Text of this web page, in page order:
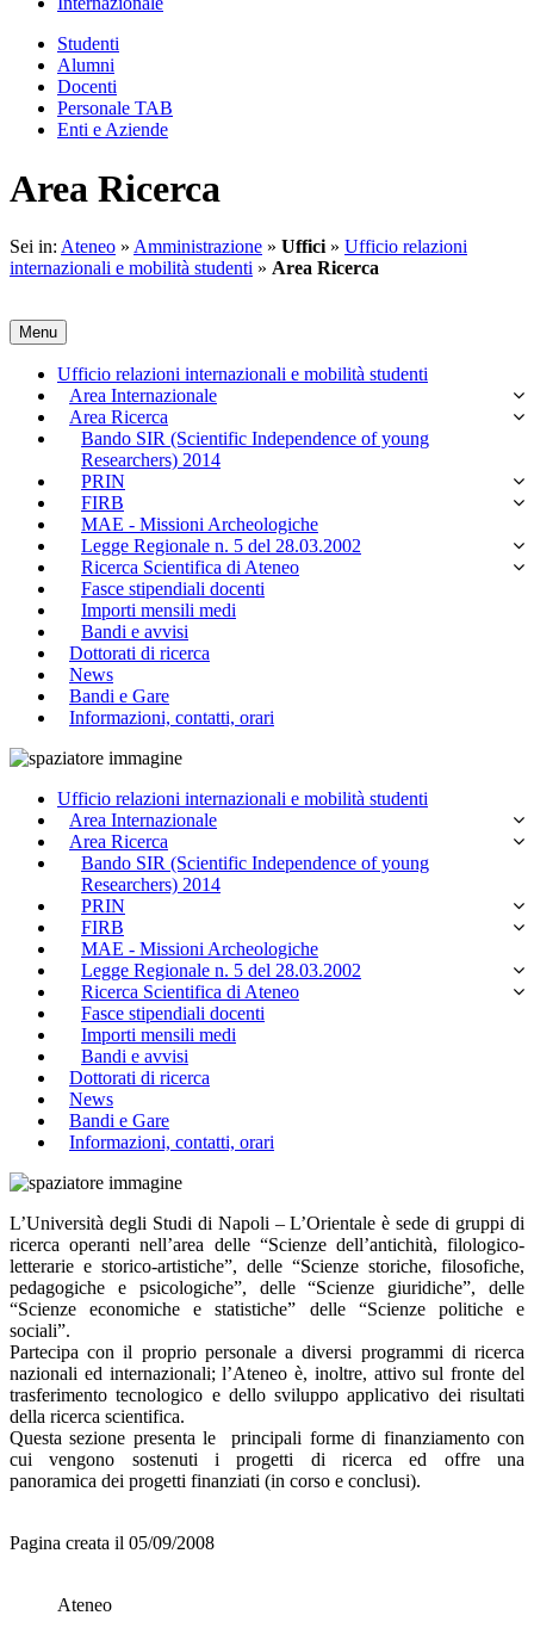
Studenti
Alumni
Docenti
Personale TAB
Enti e Aziende
Area Ricerca
Sei in: Ateneo » Amministrazione » Uffici » Ufficio relazioni
internazionali e mobilità studenti » Area Ricerca
Menu
Ufficio relazioni internazionali e mobilità studenti
Area Internazionale
Area Ricerca
Bando SIR (Scientific Independence of young
Researchers) 2014
PRIN
FIRB
MAE - Missioni Archeologiche
Legge Regionale n. 5 del 28.03.2002
Ricerca Scientifica di Ateneo
Fasce stipendiali docenti
Importi mensili medi
Bandi e avvisi
Dottorati di ricerca
News
Bandi e Gare
Informazioni, contatti, orari
Ufficio relazioni internazionali e mobilità studenti
Area Internazionale
Area Ricerca
Bando SIR (Scientific Independence of young
Researchers) 2014
PRIN
FIRB
MAE - Missioni Archeologiche
Legge Regionale n. 5 del 28.03.2002
Ricerca Scientifica di Ateneo
Fasce stipendiali docenti
Importi mensili medi
Bandi e avvisi
Dottorati di ricerca
News
Bandi e Gare
Informazioni, contatti, orari
L’Università degli Studi di Napoli – L’Orientale è sede di gruppi di
ricerca operanti nell’area delle “Scienze dell’antichità, filologico-
letterarie e storico-artistiche”, delle “Scienze storiche, filosofiche,
pedagogiche e psicologiche”, delle “Scienze giuridiche”, delle
“Scienze economiche e statistiche” delle “Scienze politiche e
sociali”.
Partecipa con il proprio personale a diversi programmi di ricerca
nazionali ed internazionali; l’Ateneo è, inoltre, attivo sul fronte del
trasferimento tecnologico e dello sviluppo applicativo dei risultati
della ricerca scientifica.
Questa sezione presenta le principali forme di finanziamento con
cui vengono sostenuti i progetti di ricerca ed offre una
panoramica dei progetti finanziati (in corso e conclusi).
Pagina creata il 05/09/2008
Ateneo